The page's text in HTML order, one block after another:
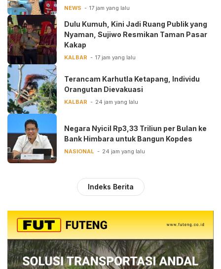
NEWS 17 jam yang lalu
Dulu Kumuh, Kini Jadi Ruang Publik yang
Nyaman, Sujiwo Resmikan Taman Pasar
Kakap
KALBAR 17 jam yang lalu
Terancam Karhutla Ketapang, Individu
Orangutan Dievakuasi
KALBAR 24 jam yang lalu
Negara Nyicil Rp3,33 Triliun per Bulan ke
Bank Himbara untuk Bangun Kopdes
NASIONAL 24 jam yang lalu
Indeks Berita